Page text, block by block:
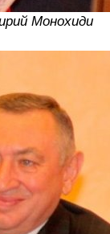
Монохиди